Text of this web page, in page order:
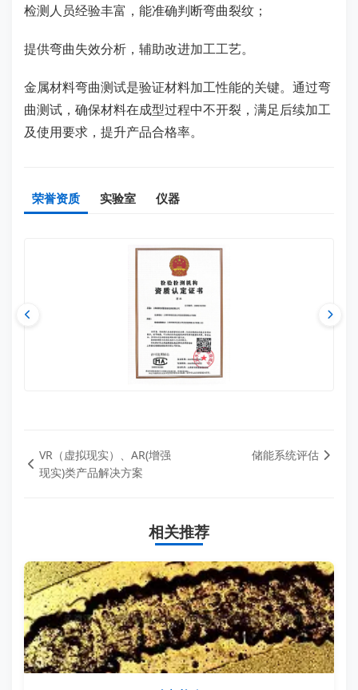
检测人员经验丰富，能准确判断弯曲裂纹；
提供弯曲失效分析，辅助改进加工工艺。
金属材料弯曲测试是验证材料加工性能的关键。通过弯
曲测试，确保材料在成型过程中不开裂，满足后续加工
及使用要求，提升产品合格率。
荣誉资质 实验室 仪器
VR（虚拟现实）、AR(增强
现实)类产品解决方案
储能系统评估
相关推荐